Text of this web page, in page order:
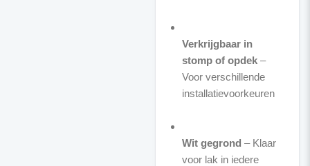
Verkrijgbaar in
stomp of opdek–
Voor verschillende
installatievoorkeuren
Wit gegrond – Klaar
voor lak in iedere